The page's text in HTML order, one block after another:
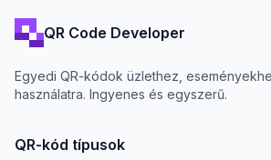
QR Code Developer
Egyedi QR-kódok üzlethez,
használatra. Ingyenes és egyszerű.
QR-kód típusok